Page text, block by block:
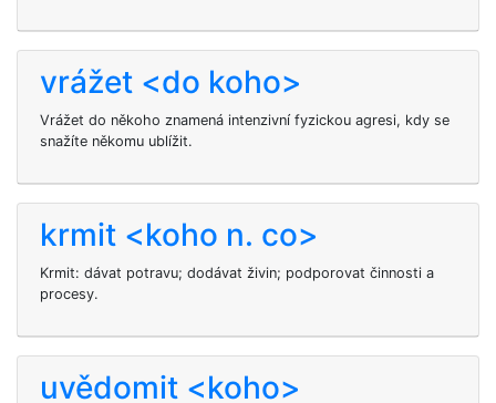
vrážet <do koho>
Vrážet do někoho znamená intenzivní fyzickou agresi, kdy se
snažíte někomu ublížit.
krmit <koho n. co>
Krmit: dávat potravu; dodávat živin; podporovat činnosti a
procesy.
uvědomit <koho>